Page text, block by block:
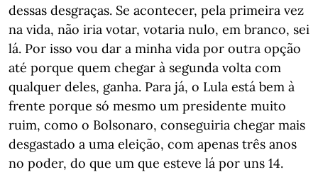
dessas desgraças. Se acontecer, pela primeira vez
na vida, não iria votar, votaria nulo, em branco, sei
lá. Por isso vou dar a minha vida por outra opção
até porque quem chegar à segunda volta com
qualquer deles, ganha. Para já, o Lula está bem à
frente porque só mesmo um presidente muito
ruim, como o Bolsonaro, conseguiria chegar mais
desgastado a uma eleição, com apenas três anos
no poder, do que um que esteve lá por uns 14.